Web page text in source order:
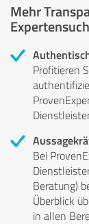
Mehr
Profitieren
Bei
Beratung)
Überblick
in allen